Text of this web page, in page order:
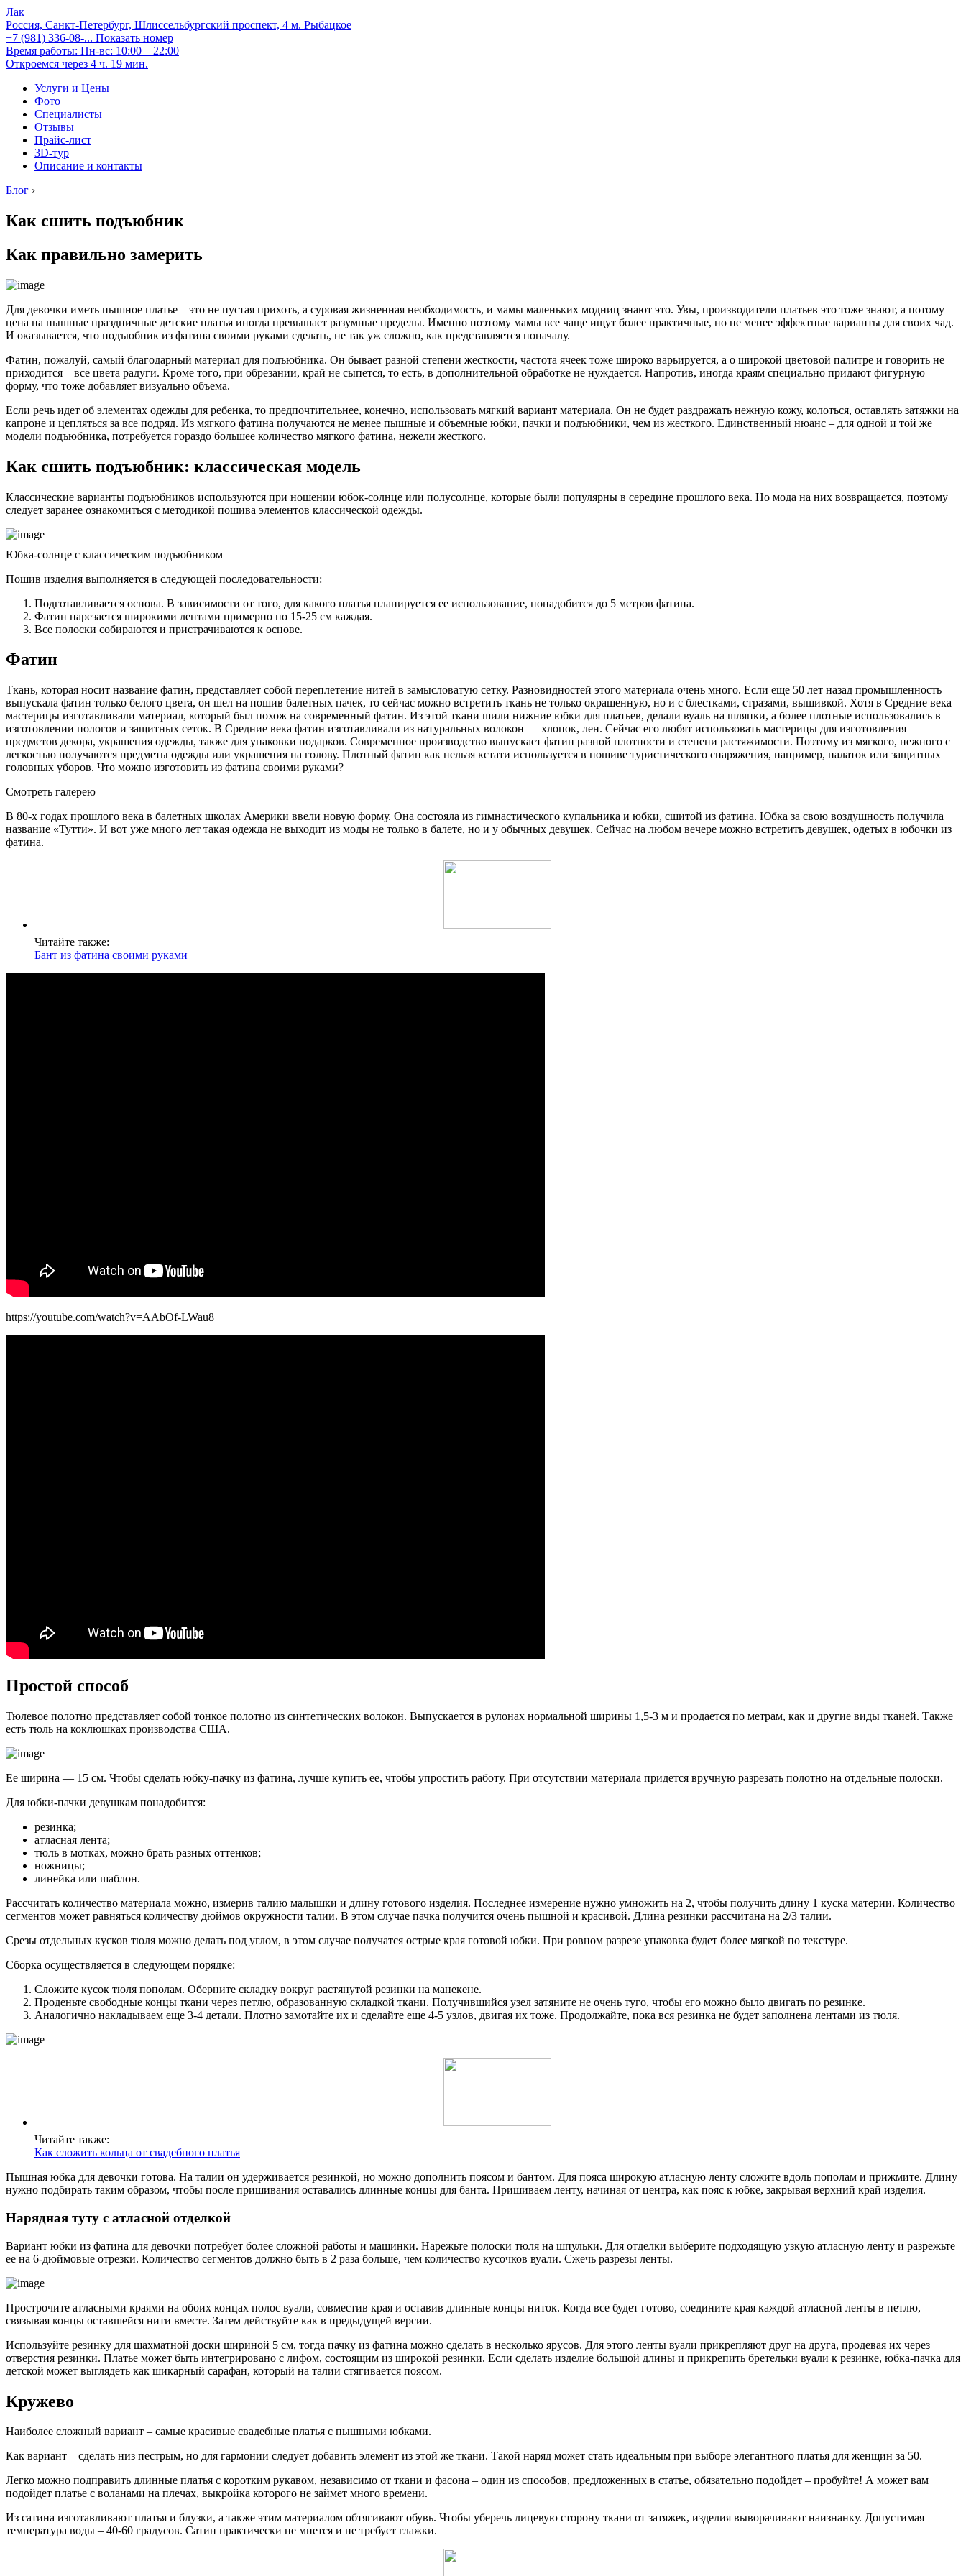
Лак
Россия, Санкт-Петербург, Шлиссельбургский проспект, 4 м. Рыбацкое
+7 (981) 336-08-... Показать номер
Время работы: Пн-вс: 10:00—22:00
Откроемся через 4 ч. 19 мин.
Услуги и Цены
Фото
Специалисты
Отзывы
Прайс-лист
3D-тур
Описание и контакты
Блог ›
Как сшить подъюбник
Как правильно замерить
Для девочки иметь пышное платье – это не пустая прихоть, а суровая жизненная необходимость, и мамы маленьких модниц знают это. Увы, производители платьев это тоже знают, а потому
цена на пышные праздничные детские платья иногда превышает разумные пределы. Именно поэтому мамы все чаще ищут более практичные, но не менее эффектные варианты для своих чад.
И оказывается, что подъюбник из фатина своими руками сделать, не так уж сложно, как представляется поначалу.
Фатин, пожалуй, самый благодарный материал для подъюбника. Он бывает разной степени жесткости, частота ячеек тоже широко варьируется, а о широкой цветовой палитре и говорить не
приходится – все цвета радуги. Кроме того, при обрезании, край не сыпется, то есть, в дополнительной обработке не нуждается. Напротив, иногда краям специально придают фигурную
форму, что тоже добавляет визуально объема.
Если речь идет об элементах одежды для ребенка, то предпочтительнее, конечно, использовать мягкий вариант материала. Он не будет раздражать нежную кожу, колоться, оставлять затяжки на
капроне и цепляться за все подряд. Из мягкого фатина получаются не менее пышные и объемные юбки, пачки и подъюбники, чем из жесткого. Единственный нюанс – для одной и той же
модели подъюбника, потребуется гораздо большее количество мягкого фатина, нежели жесткого.
Как сшить подъюбник: классическая модель
Классические варианты подъюбников используются при ношении юбок-солнце или полусолнце, которые были популярны в середине прошлого века. Но мода на них возвращается, поэтому
следует заранее ознакомиться с методикой пошива элементов классической одежды.
Юбка-солнце с классическим подъюбником
Пошив изделия выполняется в следующей последовательности:
Подготавливается основа. В зависимости от того, для какого платья планируется ее использование, понадобится до 5 метров фатина.
Фатин нарезается широкими лентами примерно по 15-25 см каждая.
Все полоски собираются и пристрачиваются к основе.
Фатин
Ткань, которая носит название фатин, представляет собой переплетение нитей в замысловатую сетку. Разновидностей этого материала очень много. Если еще 50 лет назад промышленность
выпускала фатин только белого цвета, он шел на пошив балетных пачек, то сейчас можно встретить ткань не только окрашенную, но и с блестками, стразами, вышивкой. Хотя в Средние века
мастерицы изготавливали материал, который был похож на современный фатин. Из этой ткани шили нижние юбки для платьев, делали вуаль на шляпки, а более плотные использовались в
изготовлении пологов и защитных сеток. В Средние века фатин изготавливали из натуральных волокон — хлопок, лен. Сейчас его любят использовать мастерицы для изготовления
предметов декора, украшения одежды, также для упаковки подарков. Современное производство выпускает фатин разной плотности и степени растяжимости. Поэтому из мягкого, нежного с
легкостью получаются предметы одежды или украшения на голову. Плотный фатин как нельзя кстати используется в пошиве туристического снаряжения, например, палаток или защитных
головных уборов. Что можно изготовить из фатина своими руками?
Смотреть галерею
В 80-х годах прошлого века в балетных школах Америки ввели новую форму. Она состояла из гимнастического купальника и юбки, сшитой из фатина. Юбка за свою воздушность получила
название «Тутти». И вот уже много лет такая одежда не выходит из моды не только в балете, но и у обычных девушек. Сейчас на любом вечере можно встретить девушек, одетых в юбочки из
фатина.
Читайте также:
Бант из фатина своими руками
https://youtube.com/watch?v=AAbOf-LWau8
Простой способ
Тюлевое полотно представляет собой тонкое полотно из синтетических волокон. Выпускается в рулонах нормальной ширины 1,5-3 м и продается по метрам, как и другие виды тканей. Также
есть тюль на коклюшках производства США.
Ее ширина — 15 см. Чтобы сделать юбку-пачку из фатина, лучше купить ее, чтобы упростить работу. При отсутствии материала придется вручную разрезать полотно на отдельные полоски.
Для юбки-пачки девушкам понадобится:
резинка;
атласная лента;
тюль в мотках, можно брать разных оттенков;
ножницы;
линейка или шаблон.
Рассчитать количество материала можно, измерив талию малышки и длину готового изделия. Последнее измерение нужно умножить на 2, чтобы получить длину 1 куска материи. Количество
сегментов может равняться количеству дюймов окружности талии. В этом случае пачка получится очень пышной и красивой. Длина резинки рассчитана на 2/3 талии.
Срезы отдельных кусков тюля можно делать под углом, в этом случае получатся острые края готовой юбки. При ровном разрезе упаковка будет более мягкой по текстуре.
Сборка осуществляется в следующем порядке:
Сложите кусок тюля пополам. Оберните складку вокруг растянутой резинки на манекене.
Проденьте свободные концы ткани через петлю, образованную складкой ткани. Получившийся узел затяните не очень туго, чтобы его можно было двигать по резинке.
Аналогично накладываем еще 3-4 детали. Плотно замотайте их и сделайте еще 4-5 узлов, двигая их тоже. Продолжайте, пока вся резинка не будет заполнена лентами из тюля.
Читайте также:
Как сложить кольца от свадебного платья
Пышная юбка для девочки готова. На талии он удерживается резинкой, но можно дополнить поясом и бантом. Для пояса широкую атласную ленту сложите вдоль пополам и прижмите. Длину
нужно подбирать таким образом, чтобы после пришивания оставались длинные концы для банта. Пришиваем ленту, начиная от центра, как пояс к юбке, закрывая верхний край изделия.
Нарядная туту с атласной отделкой
Вариант юбки из фатина для девочки потребует более сложной работы и машинки. Нарежьте полоски тюля на шпульки. Для отделки выберите подходящую узкую атласную ленту и разрежьте
ее на 6-дюймовые отрезки. Количество сегментов должно быть в 2 раза больше, чем количество кусочков вуали. Сжечь разрезы ленты.
Прострочите атласными краями на обоих концах полос вуали, совместив края и оставив длинные концы ниток. Когда все будет готово, соедините края каждой атласной ленты в петлю,
связывая концы оставшейся нити вместе. Затем действуйте как в предыдущей версии.
Используйте резинку для шахматной доски шириной 5 см, тогда пачку из фатина можно сделать в несколько ярусов. Для этого ленты вуали прикрепляют друг на друга, продевая их через
отверстия резинки. Платье может быть интегрировано с лифом, состоящим из широкой резинки. Если сделать изделие большой длины и прикрепить бретельки вуали к резинке, юбка-пачка для
детской может выглядеть как шикарный сарафан, который на талии стягивается поясом.
Кружево
Наиболее сложный вариант – самые красивые свадебные платья с пышными юбками.
Как вариант – cделать низ пестрым, но для гармонии следует добавить элемент из этой же ткани. Такой наряд может стать идеальным при выборе элегантного платья для женщин за 50.
Легко можно подправить длинные платья с коротким рукавом, независимо от ткани и фасона – один из способов, предложенных в статье, обязательно подойдет – пробуйте! А может вам
подойдет платье с воланами на плечах, выкройка которого не займет много времени.
Из сатина изготавливают платья и блузки, а также этим материалом обтягивают обувь. Чтобы уберечь лицевую сторону ткани от затяжек, изделия выворачивают наизнанку. Допустимая
температура воды – 40-60 градусов. Сатин практически не мнется и не требует глажки.